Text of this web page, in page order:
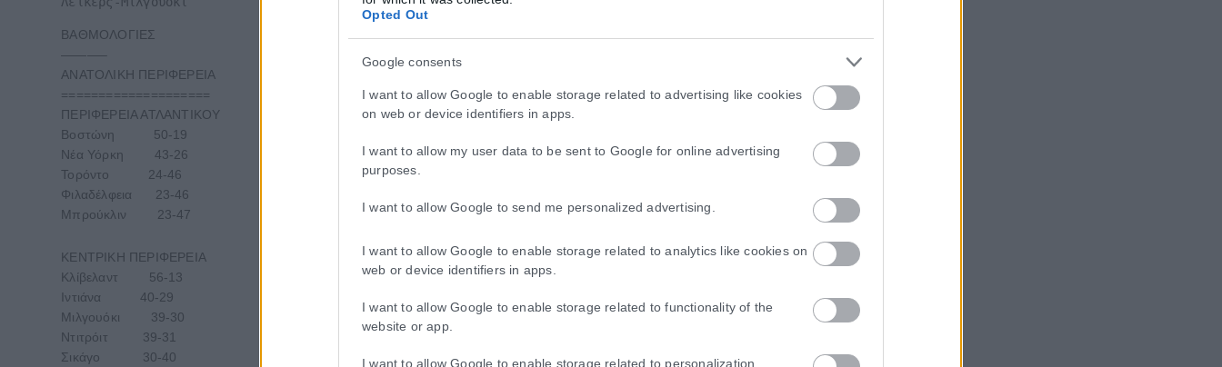
Opted Out
Google consents
I want to allow Google to enable storage related to advertising like cookies
on web or device identifiers in apps.
I want to allow my user data to be sent to Google for online advertising
purposes.
I want to allow Google to send me personalized advertising.
I want to allow Google to enable storage related to analytics like cookies on
web or device identifiers in apps.
I want to allow Google to enable storage related to functionality of the
website or app.
I want to allow Google to enable storage related to personalization.
ΒΑΘΜΟΛΟΓΙΕΣ
———–
ΑΝΑΤΟΛΙΚΗ ΠΕΡΙΦΕΡΕΙΑ
====================
ΠΕΡΙΦΕΡΕΙΑ ΑΤΛΑΝΤΙΚΟΥ
Βοστώνη 50-19
Νέα Υόρκη 43-26
Τορόντο 24-46
Φιλαδέλφεια 23-46
Μπρούκλιν 23-47
ΚΕΝΤΡΙΚΗ ΠΕΡΙΦΕΡΕΙΑ
Κλίβελαντ 56-13
Ιντιάνα 40-29
Μιλγουόκι 39-30
Ντιτρόιτ 39-31
Σικάγο 30-40